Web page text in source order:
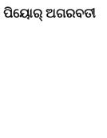
ପିୟୋର୍‌ ଅଗରବତୀ